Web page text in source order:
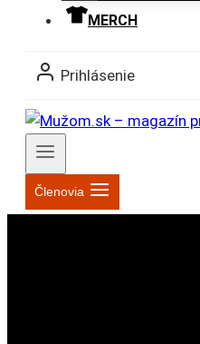
MERCH
Prihlásenie
Členovia